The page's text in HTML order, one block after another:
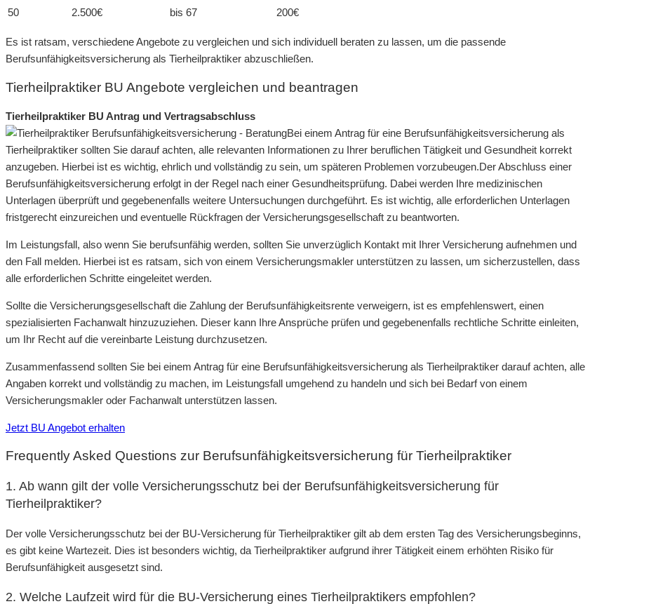
50
2.500€ bis 67 200€
Es ist ratsam, verschiedene Angebote zu vergleichen und sich individuell beraten zu lassen, um die passende
Berufsunfähigkeitsversicherung als Tierheilpraktiker abzuschließen.
Tierheilpraktiker BU Angebote vergleichen und beantragen
Tierheilpraktiker BU Antrag und Vertragsabschluss
Bei einem Antrag für eine Berufsunfähigkeitsversicherung als
Tierheilpraktiker sollten Sie darauf achten, alle relevanten Informationen zu Ihrer beruflichen Tätigkeit und Gesundheit korrekt
anzugeben. Hierbei ist es wichtig, ehrlich und vollständig zu sein, um späteren Problemen vorzubeugen.Der Abschluss einer
Berufsunfähigkeitsversicherung erfolgt in der Regel nach einer Gesundheitsprüfung. Dabei werden Ihre medizinischen
Unterlagen überprüft und gegebenenfalls weitere Untersuchungen durchgeführt. Es ist wichtig, alle erforderlichen Unterlagen
fristgerecht einzureichen und eventuelle Rückfragen der Versicherungsgesellschaft zu beantworten.
Im Leistungsfall, also wenn Sie berufsunfähig werden, sollten Sie unverzüglich Kontakt mit Ihrer Versicherung aufnehmen und
den Fall melden. Hierbei ist es ratsam, sich von einem Versicherungsmakler unterstützen zu lassen, um sicherzustellen, dass
alle erforderlichen Schritte eingeleitet werden.
Sollte die Versicherungsgesellschaft die Zahlung der Berufsunfähigkeitsrente verweigern, ist es empfehlenswert, einen
spezialisierten Fachanwalt hinzuzuziehen. Dieser kann Ihre Ansprüche prüfen und gegebenenfalls rechtliche Schritte einleiten,
um Ihr Recht auf die vereinbarte Leistung durchzusetzen.
Zusammenfassend sollten Sie bei einem Antrag für eine Berufsunfähigkeitsversicherung als Tierheilpraktiker darauf achten, alle
Angaben korrekt und vollständig zu machen, im Leistungsfall umgehend zu handeln und sich bei Bedarf von einem
Versicherungsmakler oder Fachanwalt unterstützen lassen.
Jetzt BU Angebot erhalten
Frequently Asked Questions zur Berufsunfähigkeitsversicherung für Tierheilpraktiker
1. Ab wann gilt der volle Versicherungsschutz bei der Berufsunfähigkeitsversicherung für
Tierheilpraktiker?
Der volle Versicherungsschutz bei der BU-Versicherung für Tierheilpraktiker gilt ab dem ersten Tag des Versicherungsbeginns,
es gibt keine Wartezeit. Dies ist besonders wichtig, da Tierheilpraktiker aufgrund ihrer Tätigkeit einem erhöhten Risiko für
Berufsunfähigkeit ausgesetzt sind.
2. Welche Laufzeit wird für die BU-Versicherung eines Tierheilpraktikers empfohlen?